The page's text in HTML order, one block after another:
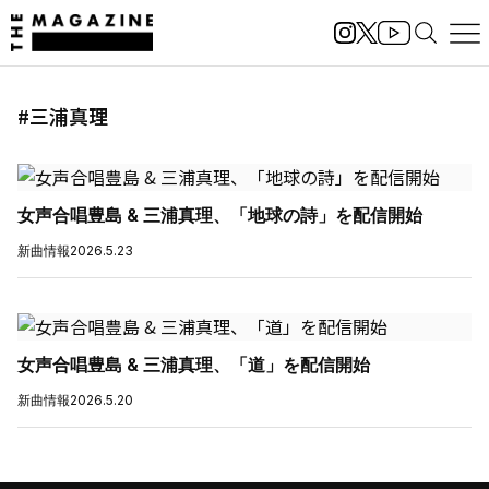
#三浦真理
女声合唱豊島 & 三浦真理、「地球の詩」を配信開始
新曲情報2026.5.23
女声合唱豊島 & 三浦真理、「道」を配信開始
新曲情報2026.5.20